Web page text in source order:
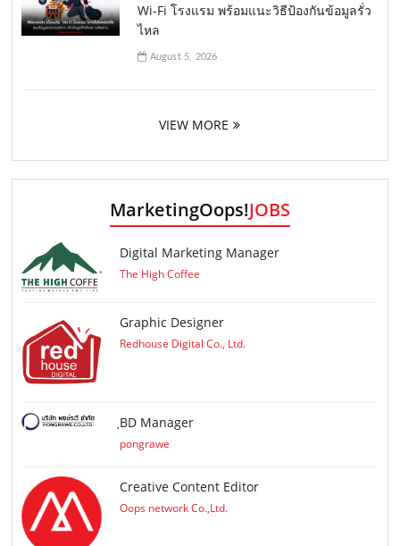
Wi-Fi โรงแรม พร้อมแนะวิธีป้องกันข้อมูลรั่ว
ไหล
August 5, 2026
VIEW MORE
MarketingOops!JOBS
Digital Marketing Manager
The High Coffee
Graphic Designer
Redhouse Digital Co., Ltd.
ฺBD Manager
pongrawe
Creative Content Editor
Oops network Co.,Ltd.